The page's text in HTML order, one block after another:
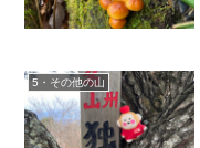
5・その他の山